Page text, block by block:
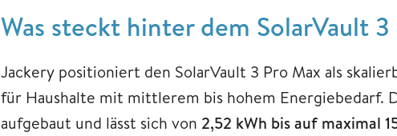
Was steckt hinter dem SolarVault 3
Jackery positioniert den SolarVault 3 Pro Max als
für Haushalte mit mittlerem bis hohem Energiebedarf.
aufgebaut und lässt sich von 2,52 kWh bis auf maximal